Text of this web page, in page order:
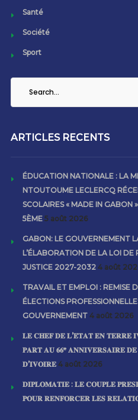
Santé
Société
Sport
ARTICLES RECENTS
ÉDUCATION NATIONALE : LA
NTOUTOUME LECLERCQ
SCOLAIRES « MADE IN GABON
5ÈME 5 août 2026
GABON: LE GOUVERNEMENT
L’ÉLABORATION DE LA LOI
JUSTICE 2027-2032 4 août
TRAVAIL ET EMPLOI : REMISE
ÉLECTIONS
GOUVERNEMENT 4 août 2026
𝐋𝐄 𝐂𝐇𝐄𝐅 𝐃𝐄 𝐋’𝐄́𝐓𝐀𝐓 𝐄𝐍 𝐓𝐄𝐑𝐑𝐄
𝐏𝐀𝐑𝐓 𝐀𝐔 𝟔𝟔ᵉ 𝐀𝐍𝐍𝐈𝐕𝐄𝐑𝐒𝐀𝐈𝐑𝐄
𝐃’𝐈𝐕𝐎𝐈𝐑𝐄 4 août 2026
𝐃𝐈𝐏𝐋𝐎𝐌𝐀𝐓𝐈𝐄 : 𝐋𝐄 𝐂𝐎𝐔𝐏𝐋𝐄
𝐏𝐎𝐔𝐑 𝐑𝐄𝐍𝐅𝐎𝐑𝐂𝐄𝐑 𝐋𝐄𝐒